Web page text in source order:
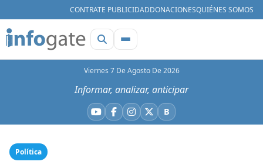
CONTRATE PUBLICIDADDONACIONESQUIÉNES SOMOS
Viernes 7 De Agosto De 2026
Informar, analizar, anticipar
YouTube
Facebook
Instagram
X BBluesky
Política